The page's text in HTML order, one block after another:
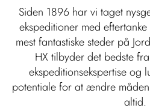
Siden 1896 har vi taget
ekspeditioner med
mest fantastiske steder på
HX tilbyder det bedste
ekspeditionsekspertise og
potentiale for at ændre
altid.